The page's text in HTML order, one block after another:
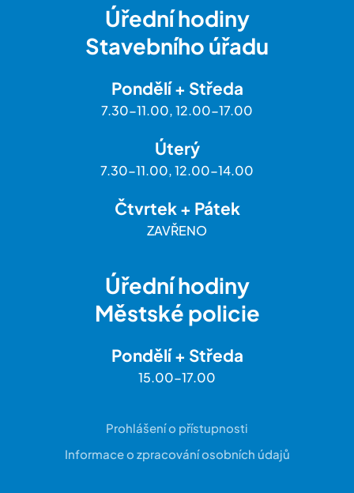
Úřední hodiny
Stavebního úřadu
Pondělí + Středa
7.30-11.00, 12.00-17.00
Úterý
7.30-11.00, 12.00-14.00
Čtvrtek + Pátek
ZAVŘENO
Úřední hodiny
Městské policie
Pondělí + Středa
15.00-17.00
Prohlášení o přístupnosti
Informace o zpracování osobních údajů